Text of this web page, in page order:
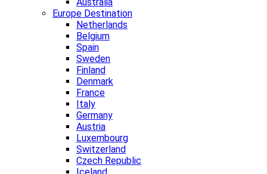
Europe Destination
Netherlands
Belgium
Spain
Sweden
Finland
Denmark
France
Italy
Germany
Austria
Luxembourg
Switzerland
Czech Republic